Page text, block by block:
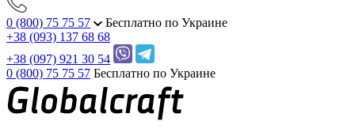
0 (800) 75 75 57
Бесплатно по Украине
+38 (093) 137 68 68
+38 (097) 921 30 54
0 (800) 75 75 57 Бесплатно по Украине